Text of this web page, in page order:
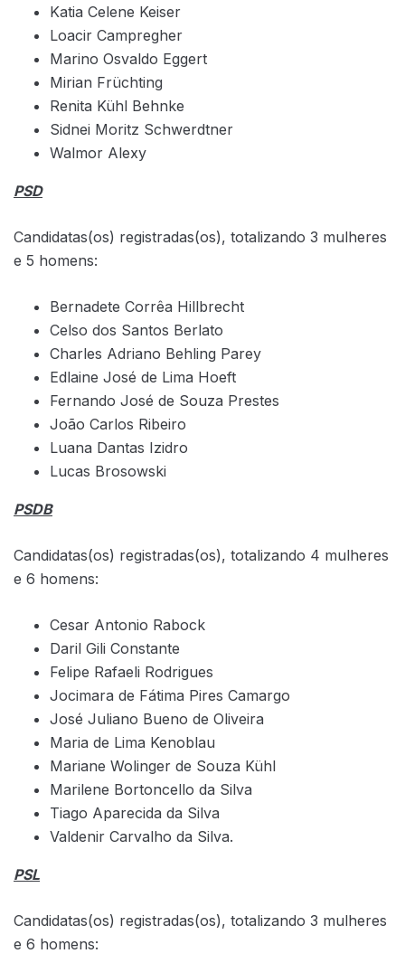
Katia Celene Keiser
Loacir Campregher
Marino Osvaldo Eggert
Mirian Früchting
Renita Kühl Behnke
Sidnei Moritz Schwerdtner
Walmor Alexy
PSD
Candidatas(os) registradas(os), totalizando 3 mulheres
e 5 homens:
Bernadete Corrêa Hillbrecht
Celso dos Santos Berlato
Charles Adriano Behling Parey
Edlaine José de Lima Hoeft
Fernando José de Souza Prestes
João Carlos Ribeiro
Luana Dantas Izidro
Lucas Brosowski
PSDB
Candidatas(os) registradas(os), totalizando 4 mulheres
e 6 homens:
Cesar Antonio Rabock
Daril Gili Constante
Felipe Rafaeli Rodrigues
Jocimara de Fátima Pires Camargo
José Juliano Bueno de Oliveira
Maria de Lima Kenoblau
Mariane Wolinger de Souza Kühl
Marilene Bortoncello da Silva
Tiago Aparecida da Silva
Valdenir Carvalho da Silva.
PSL
Candidatas(os) registradas(os), totalizando 3 mulheres
e 6 homens: